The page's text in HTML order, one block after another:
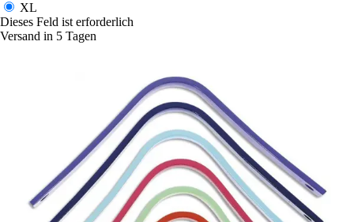
XL
Dieses Feld ist erforderlich
Versand in 5 Tagen